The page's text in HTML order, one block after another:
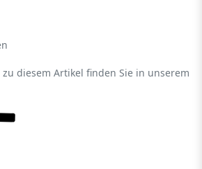
diesem Artikel finden Sie in unserem